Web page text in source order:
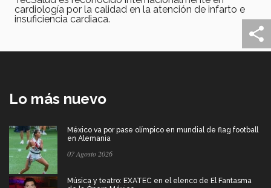
cardiología por la calidad en la atención de infarto e
insuficiencia cardiaca.
Lo más nuevo
México va por pase olímpico en mundial de flag football
en Alemania
07 Agosto 2026
Música y teatro: EXATEC en el elenco de El Fantasma